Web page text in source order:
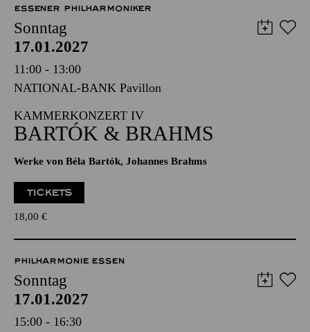
Abo 1: Samstag
ESSENER PHILHARMONIKER
Sonntag
17.01.2027
11:00 - 13:00
NATIONAL-BANK Pavillon
KAMMERKONZERT IV
Werke von Béla Bartók, Johannes Brahms
18,00€
PHILHARMONIE ESSEN
Sonntag